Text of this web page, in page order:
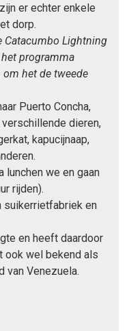
er echter enkele
dorp.
Catacumbo Lightning
programma
het de tweede
Puerto Concha,
dieren,
kapucijnaap,
lunchen we en gaan
rijden).
suikerrietfabriek en
en heeft daardoor
ook wel bekend als
van Venezuela.